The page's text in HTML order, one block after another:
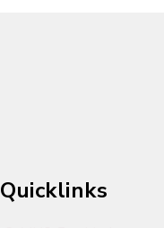
Quicklinks